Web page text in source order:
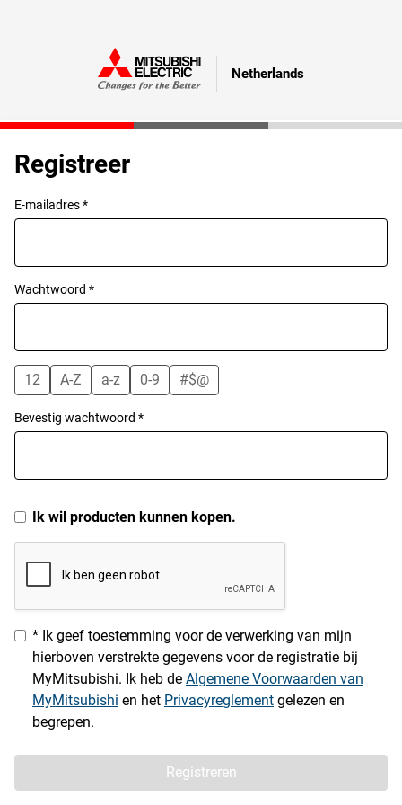
Netherlands
Registreer
E-mailadres *
Wachtwoord *
12 A-Z a-z 0-9 #$@
Bevestig wachtwoord *
Ik wil producten kunnen kopen.
* Ik geef toestemming voor de verwerking van mijn
hierboven verstrekte gegevens voor de registratie bij
MyMitsubishi. Ik heb de Algemene Voorwaarden van
MyMitsubishi en het Privacyreglement gelezen en
begrepen.
Registreren